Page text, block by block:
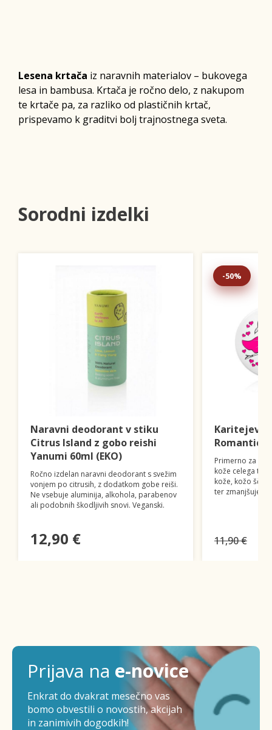
Lesena krtača iz naravnih materialov – bukovega
lesa in bambusa. Krtača je ročno delo, z nakupom
te krtače pa, za razliko od plastičnih krtač,
prispevamo k graditvi bolj trajnostnega sveta.
Sorodni izdelki
Naravni deodorant v stiku
Citrus Island z gobo reishi
Yanumi 60ml (EKO)
Ročno izdelan naravni deodorant s svežim
vonjem po citrusih, z dodatkom gobe reiši.
Ne vsebuje aluminija, alkohola, parabenov
ali podobnih škodljivih snovi. Veganski.
12,90 €
-50%
Karitejevo
Romantic
Primerno za
kože celega
kože, kožo
ter zmanjšuje
11,90 €
Prijava na e-novice
Enkrat do dvakrat mesečno vas
bomo obvestili o novostih, akcijah
in zanimivih dogodkih!